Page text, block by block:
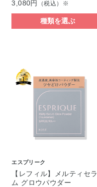
3,080円 （税込）※
種類を選ぶ
エスプリーク
【レフィル】メルティセラ
ム グロウパウダー